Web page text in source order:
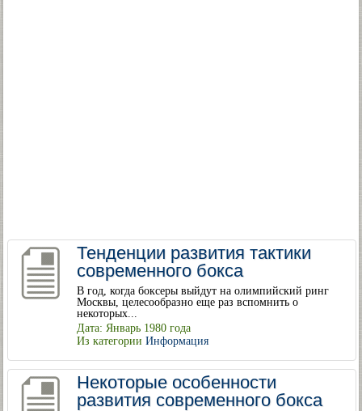
Тенденции развития тактики
современного бокса
В год, когда боксеры выйдут на олимпийский ринг
Москвы, целесообразно еще раз вспомнить о
некоторых...
Дата: Январь 1980 года
Из категории Информация
Некоторые особенности
развития современного бокса